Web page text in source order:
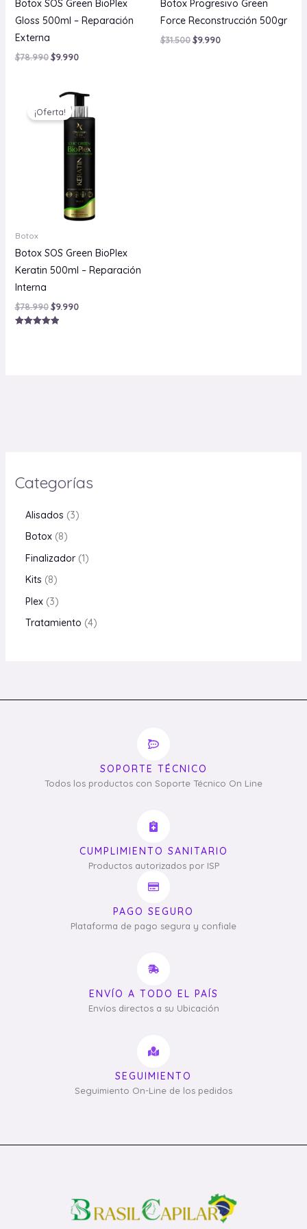
Categorías
Alisados 3
Botox 8
Finalizador 1
Kits 8
Plex 3
Tratamiento 4
Botox SOS Green BioPlex
Gloss 500ml – Reparación
Externa
$78.990 $9.990
Botox Progresivo Green
Force Reconstrucción 500gr
$31.500$9.990
¡Oferta!
Botox
Botox SOS Green BioPlex
Keratin 500ml – Reparación
Interna
$78.990
precio
original
$78.990.
$9.990
El
precio
actual
es:
$9.990.
SOPORTE TÉCNICO
Todos los productos con Soporte Técnico On Line
CUMPLIMIENTO SANITARIO
Productos autorizados por ISP
PAGO SEGURO
Plataforma de pago segura y confiale
ENVÍO A TODO EL PAÍS
Envíos directos a su Ubicación
SEGUIMIENTO
Seguimiento On-Line de los pedidos